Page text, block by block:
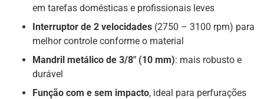
em tarefas domésticas e profissionais leves
Interruptor de 2 velocidades (2750 – 3100 rpm) para
melhor controle conforme o material
Mandril metálico de 3/8″ (10 mm): mais robusto e
durável
Função com e sem impacto, ideal para perfurações